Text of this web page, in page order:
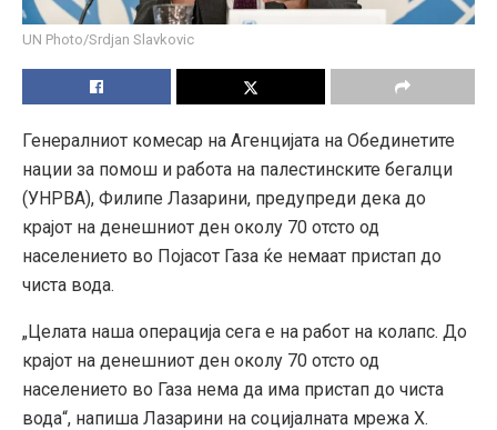
UN Photo/Srdjan Slavkovic
Генералниот комесар на Агенцијата на Обединетите
нации за помош и работа на палестинските бегалци
(УНРВА), Филипе Лазарини, предупреди дека до
крајот на денешниот ден околу 70 отсто од
населението во Појасот Газа ќе немаат пристап до
чиста вода.
„Целата наша операција сега е на работ на колапс. До
крајот на денешниот ден околу 70 отсто од
населението во Газа нема да има пристап до чиста
вода“, напиша Лазарини на социјалната мрежа X.